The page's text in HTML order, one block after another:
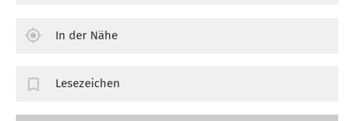
In der Nähe
Lesezeichen